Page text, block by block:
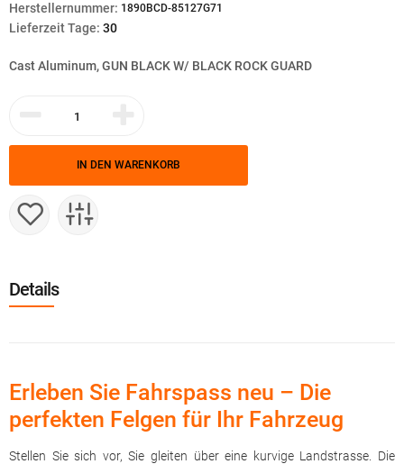
Herstellernummer: 1890BCD-85127G71
Lieferzeit Tage: 30
Cast Aluminum, GUN BLACK W/ BLACK ROCK GUARD
IN DEN WARENKORB
Details
Erleben Sie Fahrspass neu – Die
perfekten Felgen für Ihr Fahrzeug
Stellen Sie sich vor, Sie gleiten über eine kurvige Landstrasse. Die